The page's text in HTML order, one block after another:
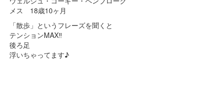
メス 18歳10ヶ月
「散歩」というフレーズを聞くと
テンションMAX‼︎
後ろ足
浮いちゃってます♪